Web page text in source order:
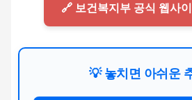
🔗 보건복지부 공식 웹사
💡 놓치면 아쉬운